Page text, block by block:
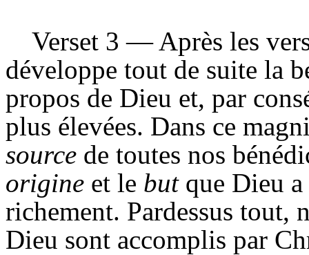
Verset 3 — Après les
développe tout de suite la
propos de Dieu et, par
plus élevées. Dans ce
source de toutes nos
origine et le butque Dieu a
richement. Pardessus tout,
Dieu sont accomplis par